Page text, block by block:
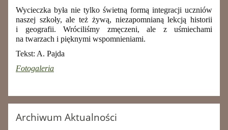
Wycieczka była nie tylko świetną formą integracji uczniów
naszej szkoły, ale też żywą, niezapomnianą lekcją historii
i geografii. Wróciliśmy zmęczeni, ale z uśmiechami
na twarzach i pięknymi wspomnieniami.
Tekst: A. Pajda
Fotogaleria
Archiwum Aktualności